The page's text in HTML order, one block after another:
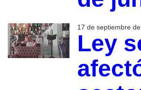
17 de septiembre
Ley